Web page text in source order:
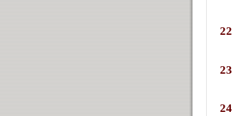
22
23
24